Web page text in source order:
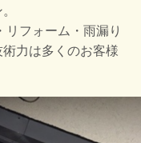
リフォーム・雨漏り
力は多くのお客様